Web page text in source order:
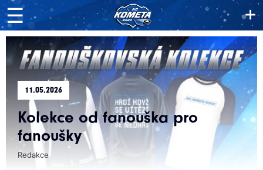
☰ +
11.05.2026
Kolekce od fanouška pro
fanoušky
Redakce